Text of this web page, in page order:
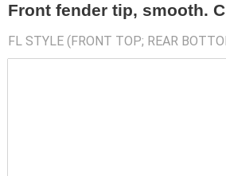
Front fender tip, smooth.
FL STYLE (FRONT TOP; REAR